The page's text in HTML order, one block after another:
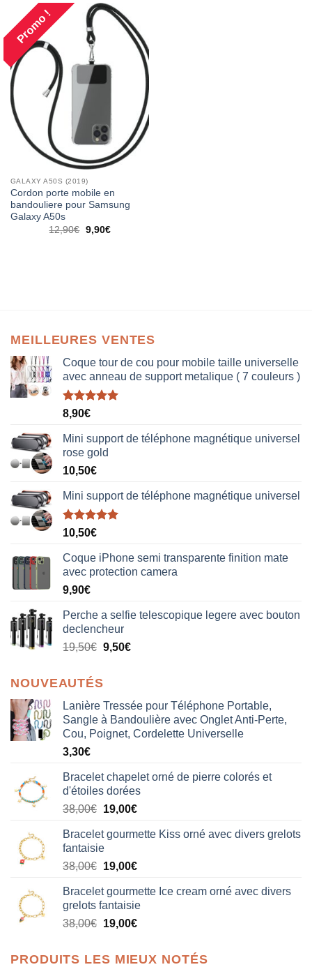
Promo !
GALAXY A50S (2019)
Cordon porte mobile en
bandouliere pour Samsung
Galaxy A50s
12,90€ 9,90€
MEILLEURES VENTES
Coque tour de cou pour mobile taille universelle
avec anneau de support metalique ( 7 couleurs )
Note5.00
8,90€
Mini support de téléphone magnétique universel
rose gold
10,50€
Mini support de téléphone magnétique universel
Note5.00
10,50€
Coque iPhone semi transparente finition mate
avec protection camera
9,90€
Perche a selfie telescopique legere avec bouton
declencheur
19,50€ 9,50€
NOUVEAUTÉS
Lanière Tressée pour Téléphone Portable,
Sangle à Bandoulière avec Onglet Anti-Perte,
Cou, Poignet, Cordelette Universelle
3,30€
Bracelet chapelet orné de pierre colorés et
d'étoiles dorées
38,00€ Le
initial
était :
38,00€.
19,00€Le
actuel
19,00€.
Bracelet gourmette Kiss orné avec divers grelots
fantaisie
38,00€ Le
initial
était :
38,00€.
19,00€Le
actuel
est :
19,00€.
Bracelet gourmette Ice cream orné avec divers
grelots fantaisie
38,00€ Le
initial
était :
19,00€Le
actuel
est :
PRODUITS LES MIEUX NOTÉS